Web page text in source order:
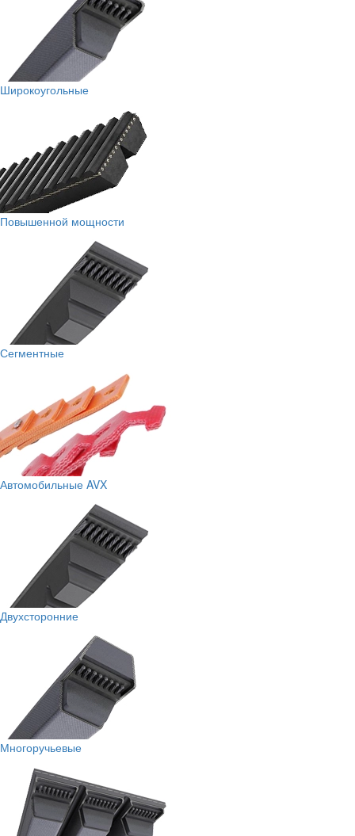
Широкоугольные
Повышенной мощности
Сегментные
Автомобильные AVX
Двухсторонние
Многоручьевые